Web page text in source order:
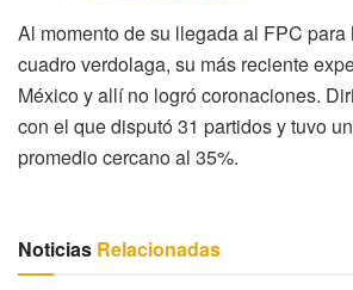
Al momento de su llegada al FPC para
cuadro verdolaga, su más reciente
México y allí no logró coronaciones.
con el que disputó 31 partidos y tuvo
promedio cercano al 35%.
Noticias Relacionadas